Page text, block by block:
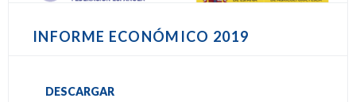
INFORME ECONÓMICO 2019
DESCARGAR